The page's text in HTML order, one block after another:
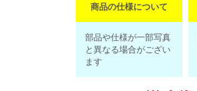
商品の仕様について
部品や仕様が一部写真
と異なる場合がござい
ます